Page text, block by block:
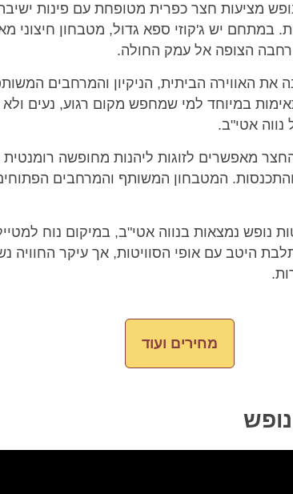
מציעות חצר כפרית מטופחת עם פינות
יש ג'קוזי ספא גדול, מטבחון חיצוני
הצופה אל עמק החולה.
את האווירה הביתית, הניקיון והמרחבים
במיוחד למי שמחפש מקום רגוע, נעים
אטי"ב.
מאפשרים לזוגות ליהנות מחופשה
המטבחון המשותף והמרחבים
נופש נמצאות בנווה אטי"ב, במיקום נוח
היטב עם אופי הסוויטות, אך עיקר החוויה
מחירים ועוד